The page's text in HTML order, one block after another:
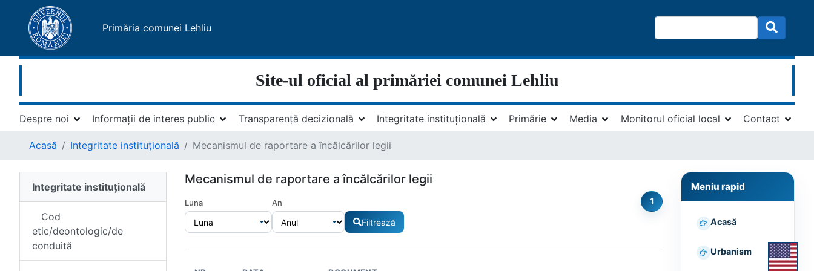
Primăria comunei Lehliu
Site-ul oficial al primăriei comunei Lehliu
Despre noi Informații de interes public Transparență decizională Integritate instituțională Primărie Media Monitorul oficial local Contact
Acasă Integritate instituțională Mecanismul de raportare a încălcărilor legii
Integritate instituțională
Cod
etic/deontologic/de
conduită
Mecanismul de raportare a încălcărilor legii
Luna An
Filtrează
1
Meniu rapid
Acasă
Urbanism